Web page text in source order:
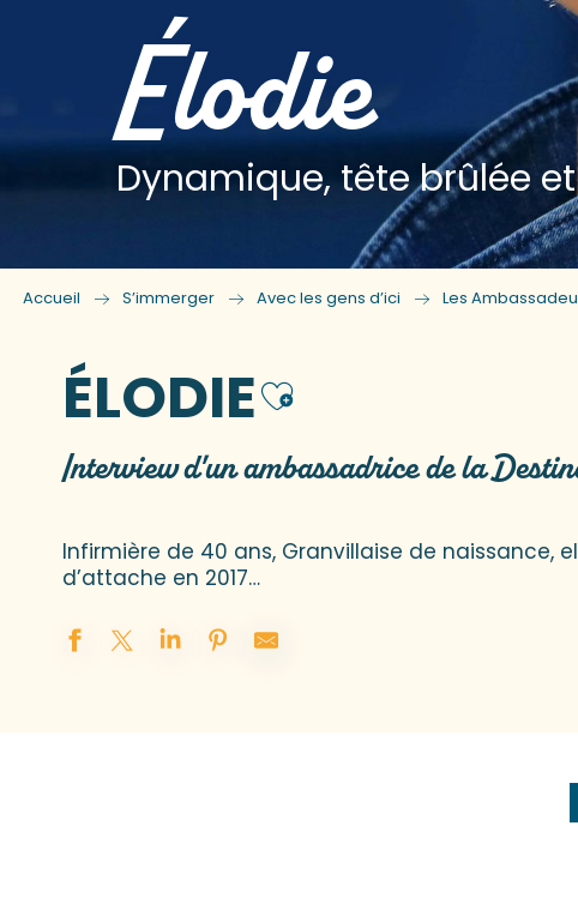
Élodie
Dynamique, tête brûlée
Accueil S’immerger Avec les gens d’ici Les
ÉLODIEAjouter
Interview d'un ambassadrice de la
Infirmière de 40 ans, Granvillaise de naissance,
d’attache en 2017…